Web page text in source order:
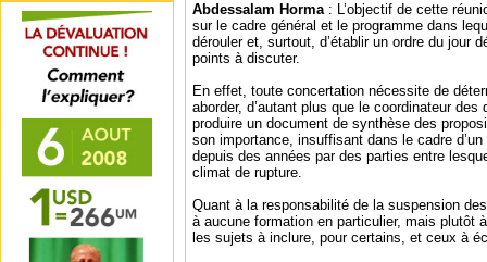
Abdessalam Horma : L’objectif de cette
sur le cadre général et le programme dans
dérouler et, surtout, d’établir un ordre du jour
points à discuter.
En effet, toute concertation nécessite de
aborder, d’autant plus que le coordinateur
produire un document de synthèse des
son importance, insuffisant dans le cadre
depuis des années par des parties entre
climat de rupture.
Quant à la responsabilité de la suspension
à aucune formation en particulier, mais plutôt
les sujets à inclure, pour certains, et ceux à